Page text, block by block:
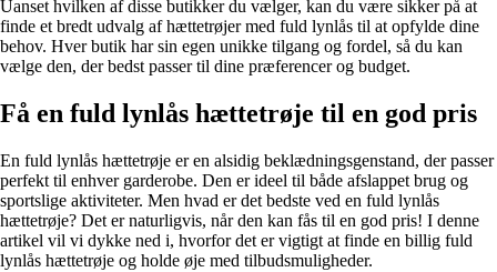
Uanset hvilken af disse butikker du vælger, kan du være sikker på at
finde et bredt udvalg af hættetrøjer med fuld lynlås til at opfylde dine
behov. Hver butik har sin egen unikke tilgang og fordel, så du kan
vælge den, der bedst passer til dine præferencer og budget.
Få en fuld lynlås hættetrøje til en god pris
En fuld lynlås hættetrøje er en alsidig beklædningsgenstand, der passer
perfekt til enhver garderobe. Den er ideel til både afslappet brug og
sportslige aktiviteter. Men hvad er det bedste ved en fuld lynlås
hættetrøje? Det er naturligvis, når den kan fås til en god pris! I denne
artikel vil vi dykke ned i, hvorfor det er vigtigt at finde en billig fuld
lynlås hættetrøje og holde øje med tilbudsmuligheder.